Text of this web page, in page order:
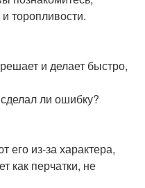
торопливости.
и делает быстро,
ли ошибку?
из-за характера,
как перчатки, не